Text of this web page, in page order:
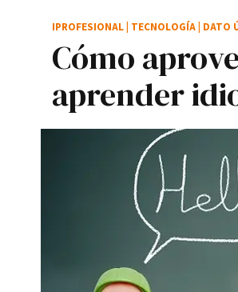
Cómo
aprender
IPROFESIONAL TECNOLOGÍA DATO